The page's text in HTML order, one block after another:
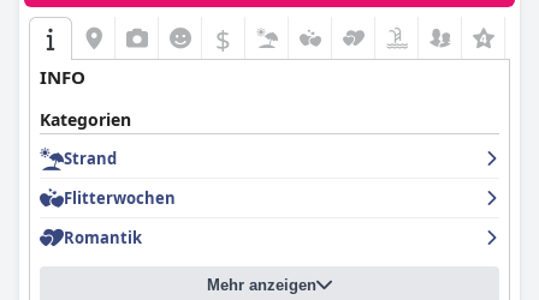
$
INFO
Kategorien
Strand
Flitterwochen
Romantik
Mehr anzeigen